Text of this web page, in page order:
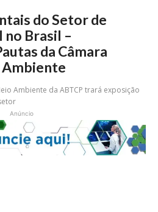
do Setor de
no Brasil –
da Câmara
Ambiente
Ambiente da ABTCP trará exposição
Anúncio